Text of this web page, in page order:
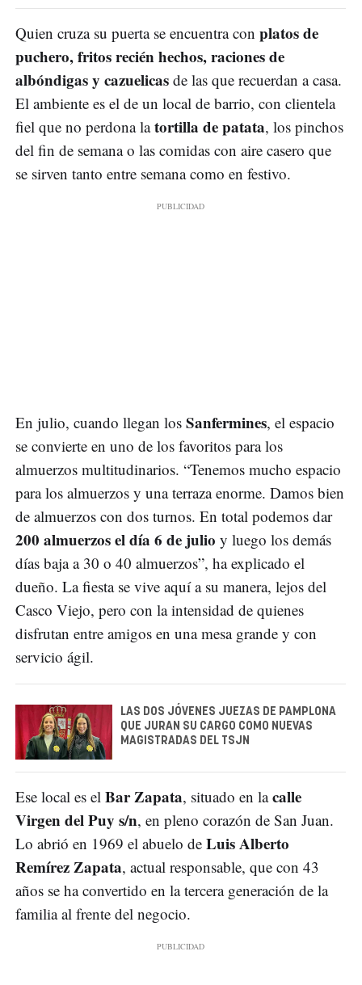
Quien cruza su puerta se encuentra con platos de
puchero, fritos recién hechos, raciones de
albóndigas y cazuelicas de las que recuerdan a casa.
El ambiente es el de un local de barrio, con clientela
fiel que no perdona latortilla de patata, los pinchos
del fin de semana o las comidas con aire casero que
se sirven tanto entre semana como en festivo.
En julio, cuando llegan los Sanfermines, el espacio
se convierte en uno de los favoritos para los
almuerzos multitudinarios. “Tenemos mucho espacio
para los almuerzos y una terraza enorme. Damos bien
de almuerzos con dos turnos. En total podemos dar
200 almuerzos el día 6 de julio y luego los demás
días baja a 30 o 40 almuerzos”, ha explicado el
dueño. La fiesta se vive aquí a su manera, lejos del
Casco Viejo, pero con la intensidad de quienes
disfrutan entre amigos en una mesa grande y con
servicio ágil.
LAS DOS JÓVENES JUEZAS DE PAMPLONA
QUE JURAN SU CARGO COMO NUEVAS
MAGISTRADAS DEL TSJN
Ese local es el Bar Zapata, situado en lacalle
Virgen del Puy s/n, en pleno corazón de San Juan.
Lo abrió en 1969 el abuelo de Luis Alberto
Remírez Zapata, actual responsable, que con 43
años se ha convertido en la tercera generación de la
familia al frente del negocio.